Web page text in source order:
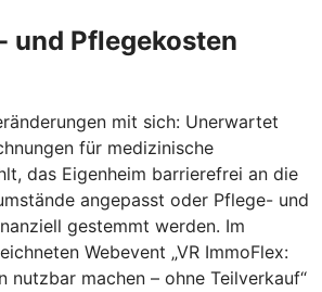
und Pflegekosten
mit sich: Unerwartet
für medizinische
das Eigenheim barrierefrei an die
angepasst oder Pflege- und
gestemmt werden. Im
Webevent „VR ImmoFlex:
nutzbar machen – ohne Teilverkauf“